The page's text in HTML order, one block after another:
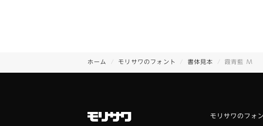
ホーム モリサワのフォント 書体見本 霞青藍 M
モリサワのフォ